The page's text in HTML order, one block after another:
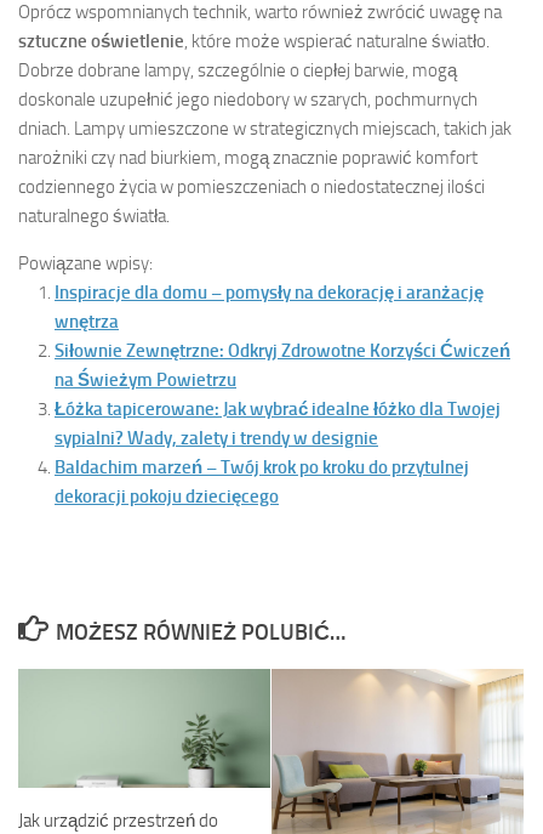
Oprócz wspomnianych technik, warto również zwrócić uwagę na
sztuczne oświetlenie, które może wspierać naturalne światło.
Dobrze dobrane lampy, szczególnie o ciepłej barwie, mogą
doskonale uzupełnić jego niedobory w szarych, pochmurnych
dniach. Lampy umieszczone w strategicznych miejscach, takich jak
narożniki czy nad biurkiem, mogą znacznie poprawić komfort
codziennego życia w pomieszczeniach o niedostatecznej ilości
naturalnego światła.
Powiązane wpisy:
Inspiracje dla domu – pomysły na dekorację i aranżację
wnętrza
Siłownie Zewnętrzne: Odkryj Zdrowotne Korzyści Ćwiczeń
na Świeżym Powietrzu
Łóżka tapicerowane: Jak wybrać idealne łóżko dla Twojej
sypialni? Wady, zalety i trendy w designie
Baldachim marzeń – Twój krok po kroku do przytulnej
dekoracji pokoju dziecięcego
MOŻESZ RÓWNIEŻ POLUBIĆ…
Jak urządzić przestrzeń do